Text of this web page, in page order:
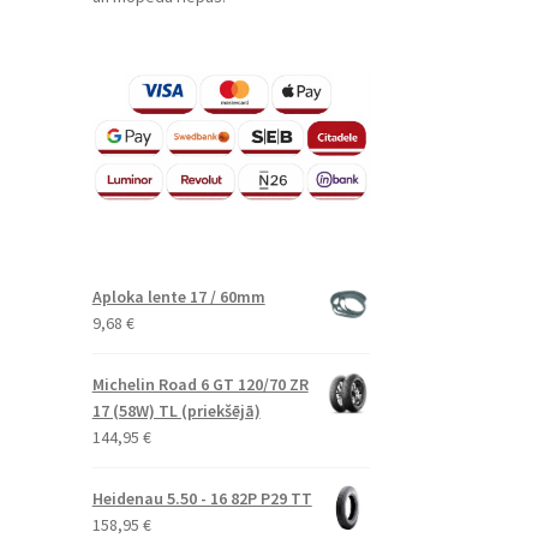
Aploka lente 17 / 60mm
9,68 €
Michelin Road 6 GT 120/70 ZR
17 (58W) TL (priekšējā)
144,95 €
Heidenau 5.50 - 16 82P P29 TT
158,95 €